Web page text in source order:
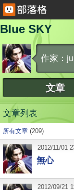
Blue SKY
作家：
文章
文章列表
所有文章 (209)
無心
2012/11/01
2012/09/21